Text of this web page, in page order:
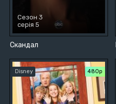
Скандал
Сезон 3
серія 5
Disney 480р